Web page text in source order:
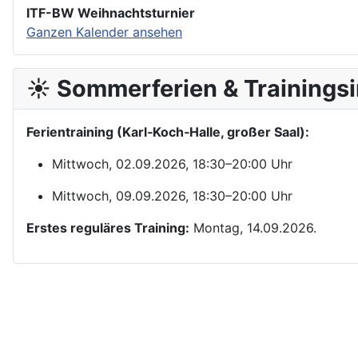
ITF-BW Weihnachtsturnier
Ganzen Kalender ansehen
☀️ Sommerferien &
Ferientraining (Karl‑Koch‑Halle, großer Saal):
Mittwoch, 02.09.2026, 18:30–20:00 Uhr
Mittwoch, 09.09.2026, 18:30–20:00 Uhr
Erstes reguläres Training: Montag, 14.09.2026.